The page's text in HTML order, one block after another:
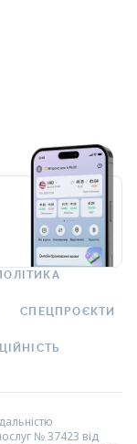
СПЕЦПРОЄКТИ
№ 37423 від